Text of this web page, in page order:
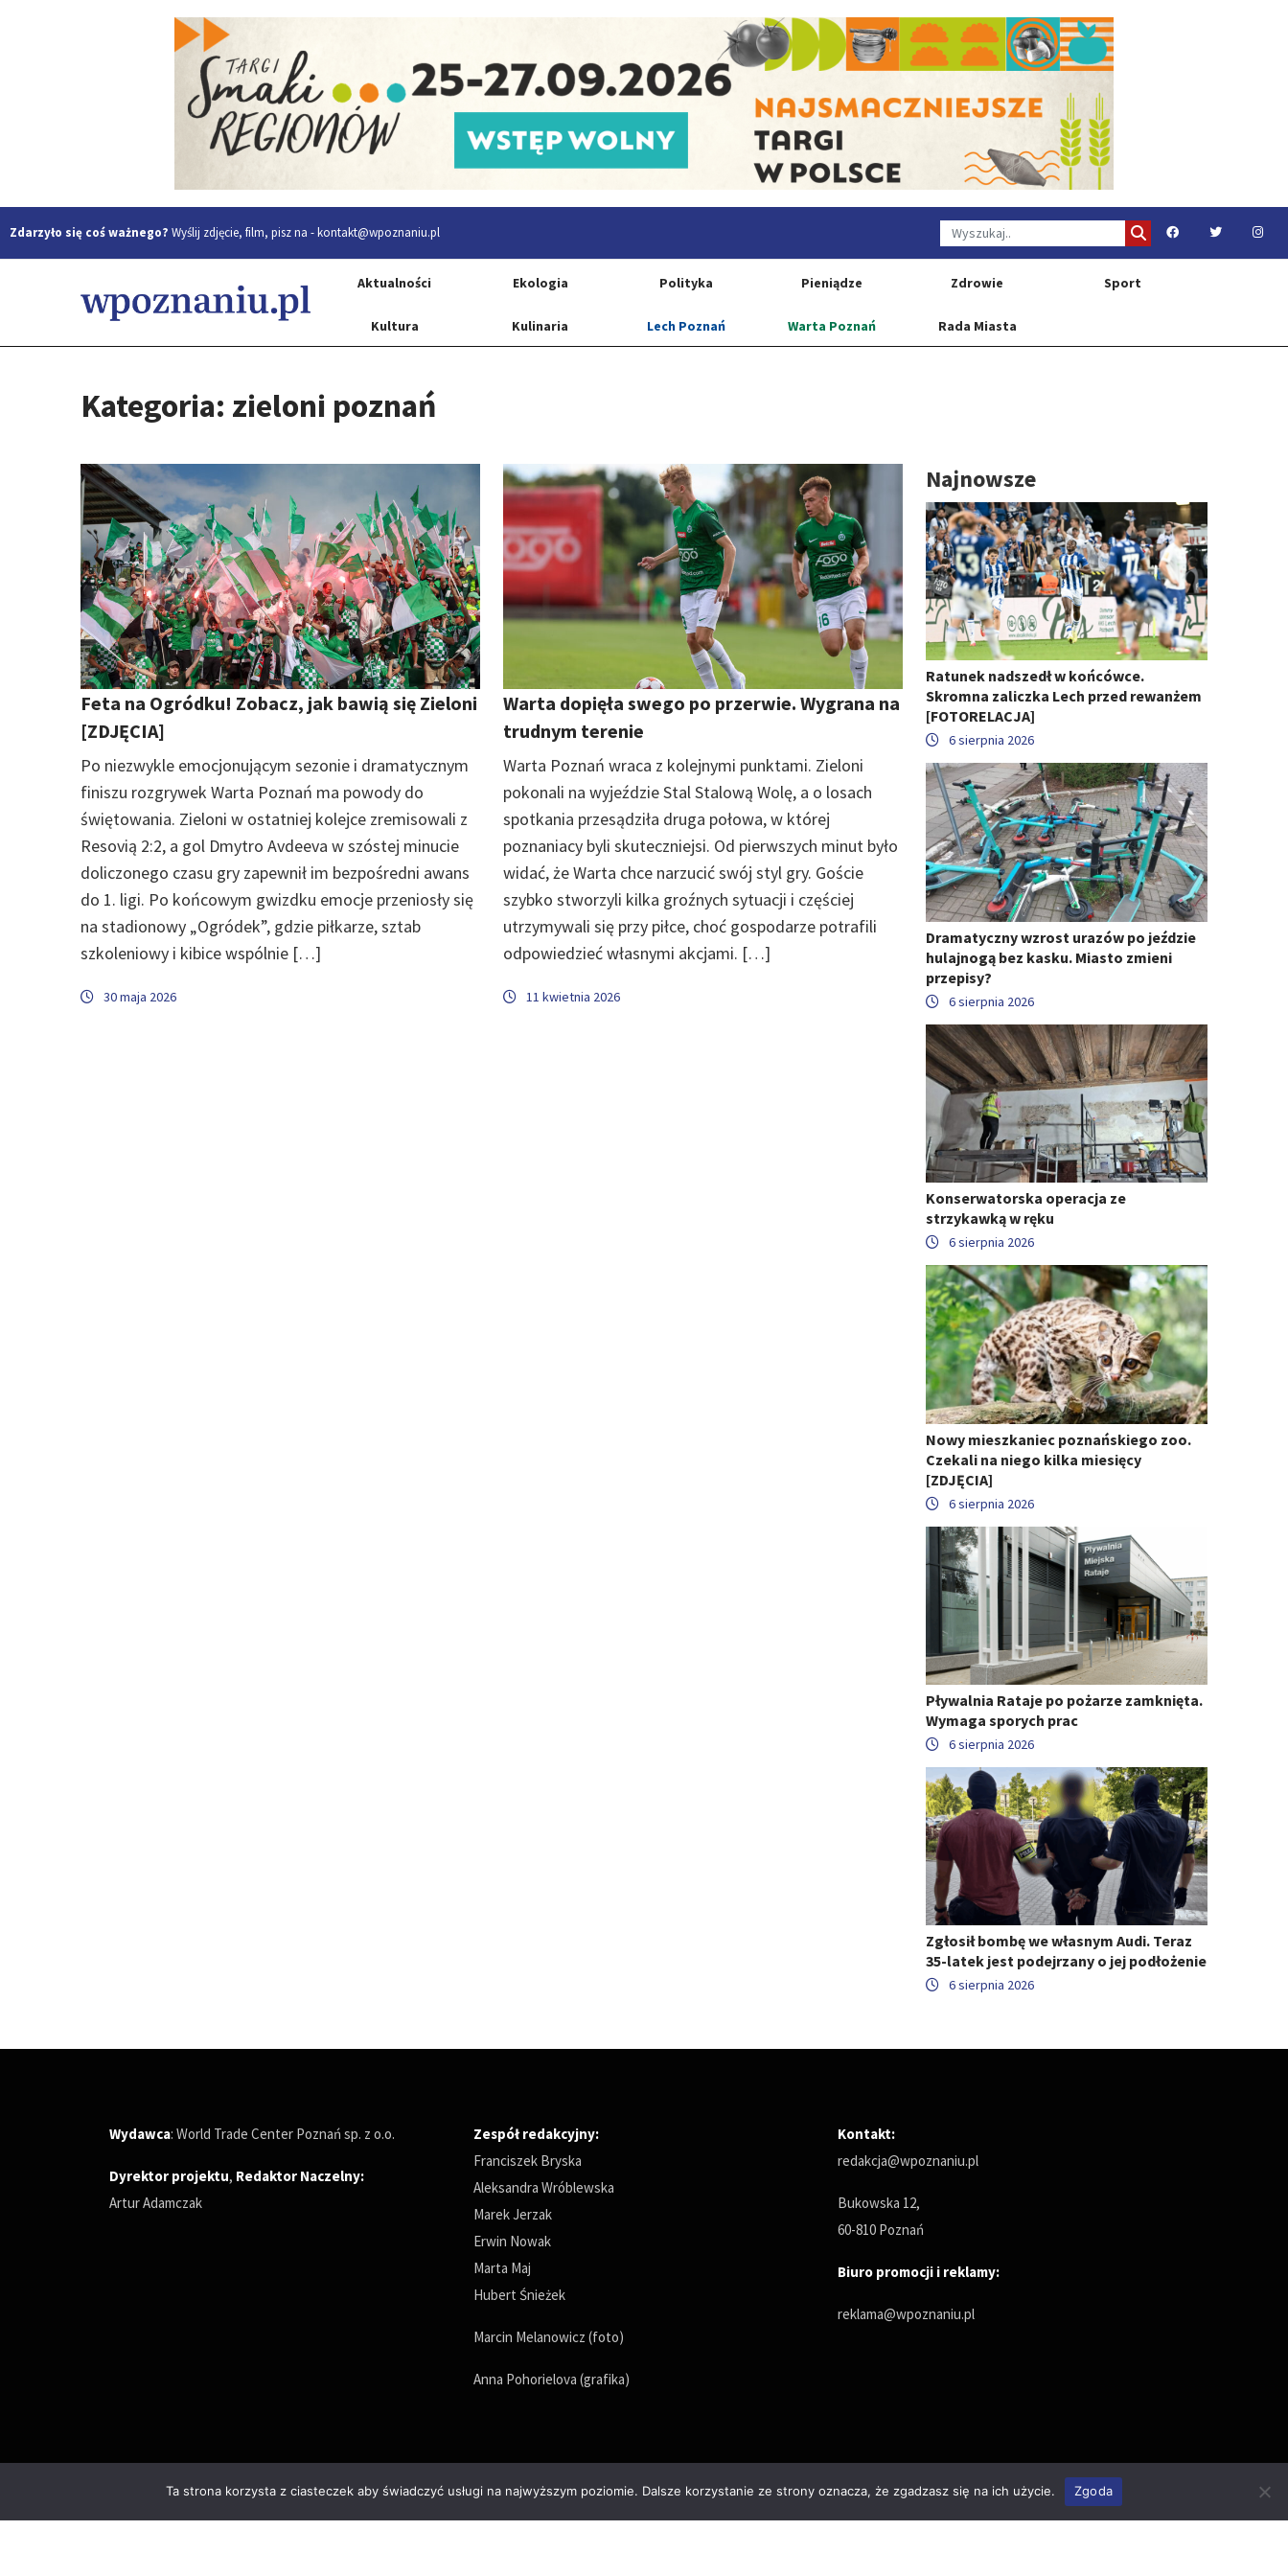
Zdarzyło się coś ważnego? Wyślij zdjęcie, film, pisz na -kontakt@wpoznaniu.pl
Aktualności Ekologia Polityka Pieniądze Zdrowie Sport
Kultura Kulinaria Lech Poznań Warta Poznań Rada Miasta
Kategoria: zieloni poznań
Feta na Ogródku! Zobacz, jak bawią się Zieloni
[ZDJĘCIA]
Po niezwykle emocjonującym sezonie i dramatycznym
finiszu rozgrywek Warta Poznań ma powody do
świętowania. Zieloni w ostatniej kolejce zremisowali z
Resovią 2:2, a gol Dmytro Avdeeva w szóstej minucie
doliczonego czasu gry zapewnił im bezpośredni awans
do 1. ligi. Po końcowym gwizdku emocje przeniosły się
na stadionowy „Ogródek”, gdzie piłkarze, sztab
szkoleniowy i kibice wspólnie […]
30 maja 2026
Warta dopięła swego po przerwie. Wygrana na
trudnym terenie
Warta Poznań wraca z kolejnymi punktami. Zieloni
pokonali na wyjeździe Stal Stalową Wolę, a o losach
spotkania przesądziła druga połowa, w której
poznaniacy byli skuteczniejsi. Od pierwszych minut było
widać, że Warta chce narzucić swój styl gry. Goście
szybko stworzyli kilka groźnych sytuacji i częściej
utrzymywali się przy piłce, choć gospodarze potrafili
odpowiedzieć własnymi akcjami. […]
11 kwietnia 2026
Najnowsze
Ratunek nadszedł w końcówce.
Skromna zaliczka Lech przed rewanżem
[FOTORELACJA]
6 sierpnia 2026
Dramatyczny wzrost urazów po jeździe
hulajnogą bez kasku. Miasto zmieni
przepisy?
6 sierpnia 2026
Konserwatorska operacja ze
strzykawką w ręku
6 sierpnia 2026
Nowy mieszkaniec poznańskiego zoo.
Czekali na niego kilka miesięcy
[ZDJĘCIA]
6 sierpnia 2026
Pływalnia Rataje po pożarze zamknięta.
Wymaga sporych prac
6 sierpnia 2026
Zgłosił bombę we własnym Audi. Teraz
35-latek jest podejrzany o jej podłożenie
6 sierpnia 2026
Wydawca: World Trade Center Poznań sp. z o.o.
Dyrektor projektu, Redaktor Naczelny:
Artur Adamczak
Zespół redakcyjny:
Franciszek Bryska
Aleksandra Wróblewska
Marek Jerzak
Erwin Nowak
Marta Maj
Hubert Śnieżek
Marcin Melanowicz (foto)
Anna Pohorielova (grafika)
Kontakt:
redakcja@wpoznaniu.pl
Bukowska 12,
60-810 Poznań
Biuro promocji i reklamy:
reklama@wpoznaniu.pl
Ta strona korzysta z ciasteczek aby świadczyć usługi na najwyższym poziomie. Dalsze korzystanie ze strony oznacza, że zgadzasz się na ich użycie. Zgoda